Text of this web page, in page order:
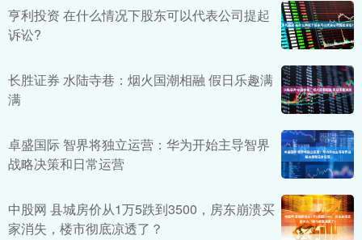
亨利投资 在什么情况下股东可以代表公司提起
诉讼?
长胜证券 水陆寺巷：烟火国潮相融 假日乐趣满
满
卓盛国际 智界将独立运营：华为开始主导智界
战略决策和日常运营
中股网 县城房价从1万5跌到3500，房东崩溃买
家消失，楼市彻底凉透了？